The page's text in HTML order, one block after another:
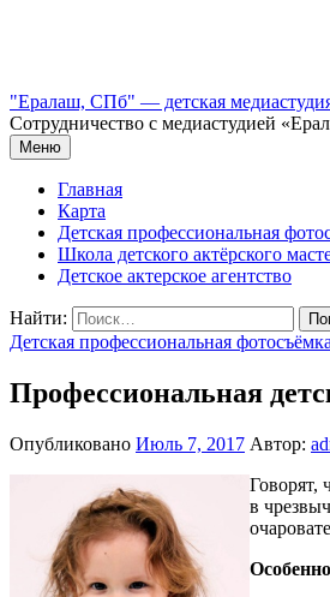
"Ералаш, СПб" — детская
Сотрудничество с медиастудией
Меню
Главная
Карта
Детская профессиональная
Школа детского актёрского
Детское актерское агентство
Найти:
Детская профессиональная фотосъёмка
Профессиональная
Опубликовано Июль 7, 2017 Автор:
Говорят,
в